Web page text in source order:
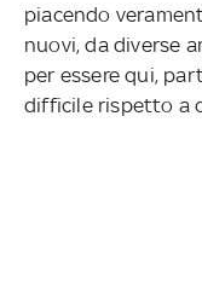
piacendo
nuovi, da diverse
per essere qui,
difficile rispetto a